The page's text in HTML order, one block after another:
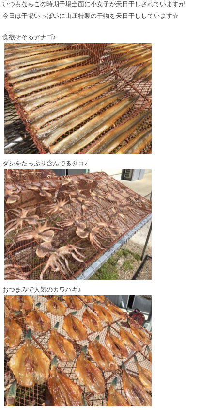
いつもならこの時期干場全面に小女子が天日干しされていますが
今日は干場いっぱいに山庄特製の干物を天日干ししています☆
食欲そそるアナゴ♪
ダシをたっぷり含んでるタコ♪
おつまみで人気のカワハギ♪